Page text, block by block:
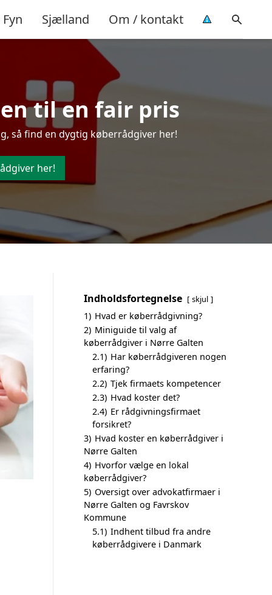
Fyn Sjælland Om / kontakt
til en fair pris
så find en dygtig køberrådgiver her!
her!
Indholdsfortegnelse skjul
1) Hvad er køberrådgivning?
2) Miniguide til valg af
køberrådgiver i Nørre Galten
2.1) Har køberrådgiveren nogen
erfaring?
2.2) Tjek firmaets kompetencer
2.3) Hvad koster det?
2.4) Er rådgivningsfirmaet
forsikret?
3) Hvad koster en køberrådgiver i
Nørre Galten
4) Hvorfor vælge en lokal
køberrådgiver?
5) Oversigt over advokatfirmaer i
Nørre Galten og Favrskov
Kommune
5.1) Indhent tilbud fra andre
køberrådgivere i Danmark